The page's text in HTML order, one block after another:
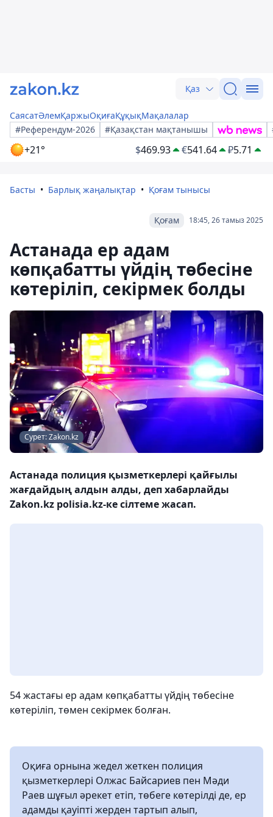
Қаз
СаясатӘлемҚаржыОқиғаҚұқықМақалалар
#Референдум-2026
#Қазақстан мақтанышы
+21° $469.93 €541.64 ₽5.71
Басты Барлық жаңалықтар Қоғам тынысы
18:45, 26 тамыз 2025
Қоғам
Астанада ер адам
көпқабатты үйдің төбесіне
көтеріліп, секірмек болды
Сурет: Zakon.kz
Астанада полиция қызметкерлері қайғылы
жағдайдың алдын алды, деп хабарлайды
Zakon.kz polisia.kz-ке сілтеме жасап.
54 жастағы ер адам көпқабатты үйдің төбесіне
көтеріліп, төмен секірмек болған.
Оқиға орнына жедел жеткен полиция
қызметкерлері Олжас Байсариев пен Мәди
Раев шұғыл әрекет етіп, төбеге көтерілді де, ер
адамды қауіпті жерден тартып алып,